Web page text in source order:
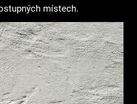
místech.